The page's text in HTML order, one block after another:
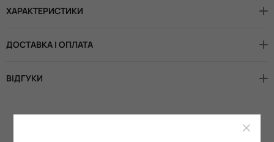
ХАРАКТЕРИСТИКИ
ДОСТАВКА І ОПЛАТА
ВІДГУКИ